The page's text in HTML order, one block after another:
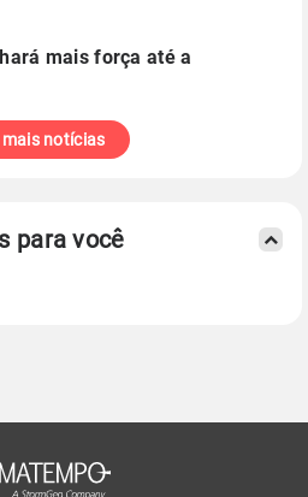
mais força até a
mais notícias
para você